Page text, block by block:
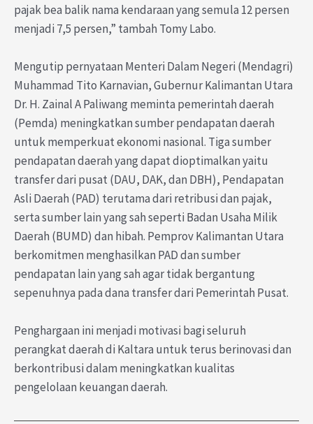
pajak bea balik nama kendaraan yang semula 12 persen
menjadi 7,5 persen,” tambah Tomy Labo.
Mengutip pernyataan Menteri Dalam Negeri (Mendagri)
Muhammad Tito Karnavian, Gubernur Kalimantan Utara
Dr. H. Zainal A Paliwang meminta pemerintah daerah
(Pemda) meningkatkan sumber pendapatan daerah
untuk memperkuat ekonomi nasional. Tiga sumber
pendapatan daerah yang dapat dioptimalkan yaitu
transfer dari pusat (DAU, DAK, dan DBH), Pendapatan
Asli Daerah (PAD) terutama dari retribusi dan pajak,
serta sumber lain yang sah seperti Badan Usaha Milik
Daerah (BUMD) dan hibah. Pemprov Kalimantan Utara
berkomitmen menghasilkan PAD dan sumber
pendapatan lain yang sah agar tidak bergantung
sepenuhnya pada dana transfer dari Pemerintah Pusat.
Penghargaan ini menjadi motivasi bagi seluruh
perangkat daerah di Kaltara untuk terus berinovasi dan
berkontribusi dalam meningkatkan kualitas
pengelolaan keuangan daerah.